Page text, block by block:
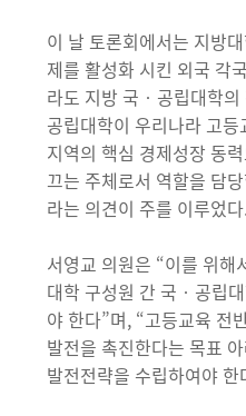
이 날 토론회에서는 지방
제를 활성화 시킨 외국 각
라도 지방 국‧공립대학의
공립대학이 우리나라 고
지역의 핵심 경제성장 동
끄는 주체로서 역할을 담
라는 의견이 주를 이루었다.
서영교 의원은 “이를 위
대학 구성원 간 국‧공립
야 한다”며, “고등교육 전
발전을 촉진한다는 목표
발전전략을 수립하여야